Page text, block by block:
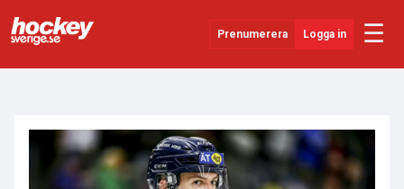
Prenumerera Logga in ☰